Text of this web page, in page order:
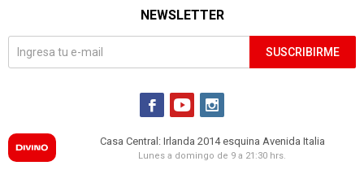
NEWSLETTER
SUSCRIBIRME
  
Casa Central: Irlanda 2014 esquina Avenida Italia
Lunes a domingo de 9 a 21:30 hrs.